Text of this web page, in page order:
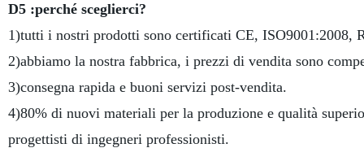
D5 :perché sceglierci?
1)tutti i nostri prodotti sono certificati CE, ISO9001:2008,
2)abbiamo la nostra fabbrica, i prezzi di vendita sono
3)consegna rapida e buoni servizi post-vendita.
4)80% di nuovi materiali per la produzione e qualità
progettisti di ingegneri professionisti.